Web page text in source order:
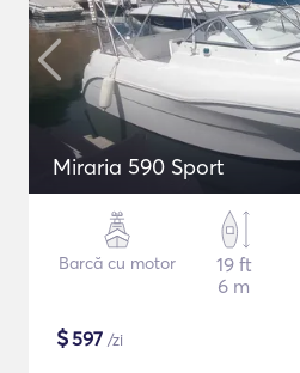
Miraria 590 Sport
Barcă cu motor
19 ft
6 m
$597 /zi